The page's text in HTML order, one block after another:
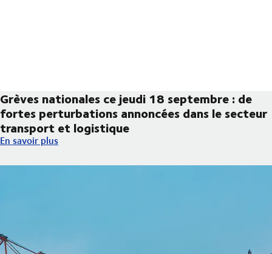
Grèves nationales ce jeudi 18 septembre : de
fortes perturbations annoncées dans le secteur
transport et logistique
Grèves nationales ce jeudi 18 septembre : de fortes
En savoir plus